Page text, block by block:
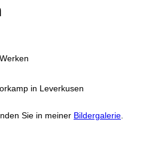
in Leverkusen
Sie in meiner Bildergalerie